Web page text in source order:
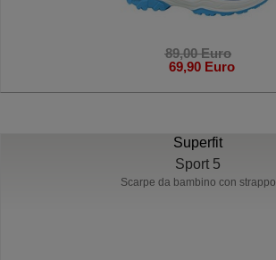
89,00 Euro
69,90 Euro
Superfit
Sport 5
Scarpe da bambino con strappo